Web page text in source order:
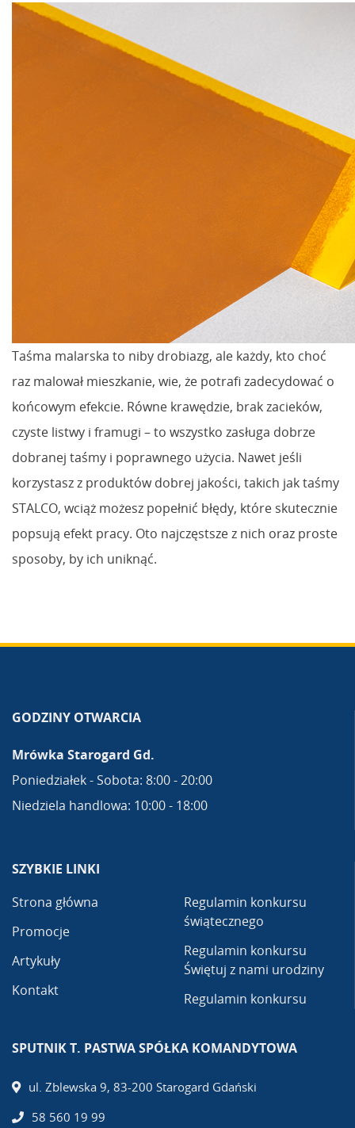
Taśma malarska to niby drobiazg, ale każdy, kto choć
raz malował mieszkanie, wie, że potrafi zadecydować o
końcowym efekcie. Równe krawędzie, brak zacieków,
czyste listwy i framugi – to wszystko zasługa dobrze
dobranej taśmy i poprawnego użycia. Nawet jeśli
korzystasz z produktów dobrej jakości, takich jak taśmy
STALCO, wciąż możesz popełnić błędy, które skutecznie
popsują efekt pracy. Oto najczęstsze z nich oraz proste
sposoby, by ich uniknąć.
GODZINY OTWARCIA
Mrówka Starogard Gd.
Poniedziałek - Sobota: 8:00 - 20:00
Niedziela handlowa: 10:00 - 18:00
SZYBKIE LINKI
Strona główna
Promocje
Artykuły
Kontakt
Regulamin konkursu
świątecznego
Regulamin konkursu
Świętuj z nami urodziny
Regulamin konkursu
SPUTNIK T. PASTWA SPÓŁKA KOMANDYTOWA
ul. Zblewska 9, 83-200 Starogard Gdański
58 560 19 99